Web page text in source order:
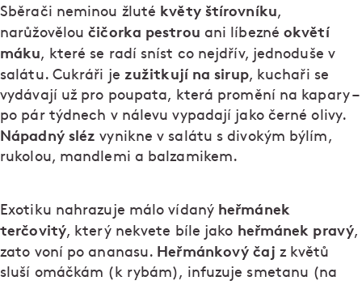
Sběrači neminou žluté květy štírovníku,
narůžověloučičorka pestrou ani líbeznéokvětí
máku, které se radí sníst co nejdřív, jednoduše v
salátu. Cukráři je zužitkují na sirup, kuchaři se
vydávají už pro poupata, která promění na kapary –
po pár týdnech v nálevu vypadají jako černé olivy.
Nápadný sléz vynikne v salátu s divokým býlím,
rukolou, mandlemi a balzamikem.
Exotiku nahrazuje málo vídaný heřmánek
terčovitý, který nekvete bíle jako heřmánek pravý,
zato voní po ananasu. Heřmánkový čaj z květů
sluší omáčkám (k rybám), infuzuje smetanu (na